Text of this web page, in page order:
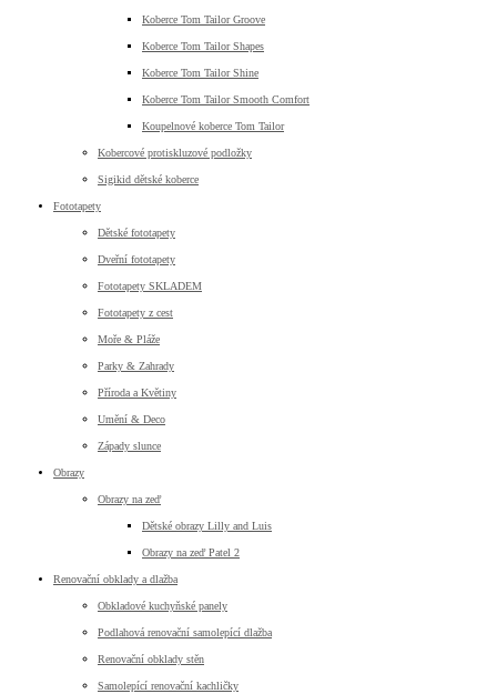
Koberce Tom Tailor Groove
Koberce Tom Tailor Shapes
Koberce Tom Tailor Shine
Koberce Tom Tailor Smooth Comfort
Koupelnové koberce Tom Tailor
Kobercové protiskluzové podložky
Sigikid dětské koberce
Fototapety
Dětské fototapety
Dveřní fototapety
Fototapety SKLADEM
Fototapety z cest
Moře & Pláže
Parky & Zahrady
Příroda a Květiny
Umění & Deco
Západy slunce
Obrazy
Obrazy na zeď
Dětské obrazy Lilly and Luis
Obrazy na zeď Patel 2
Renovační obklady a dlažba
Obkladové kuchyňské panely
Podlahová renovační samolepící dlažba
Renovační obklady stěn
Samolepící renovační kachličky